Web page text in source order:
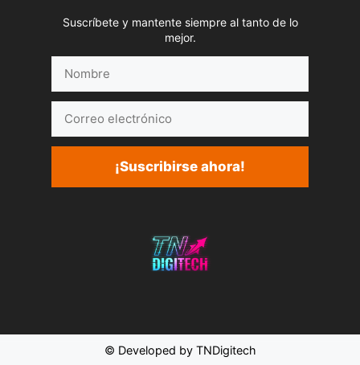
Suscríbete y mantente siempre al tanto de lo
mejor.
electrónico
¡Suscribirse ahora!